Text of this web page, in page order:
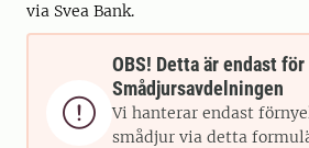
via Svea Bank.

OBS! Detta är endast
Smådjursavdelningen
Vi hanterar endast
smådjur via detta